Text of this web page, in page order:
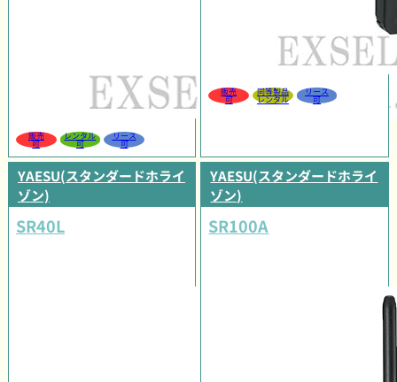
販売
可
レンタル
可
リース
可
販売
可
同等製品
レンタル
リース
可
YAESU(スタンダードホライ
ゾン)
SR40L
YAESU(スタンダードホライ
ゾン)
SR100A